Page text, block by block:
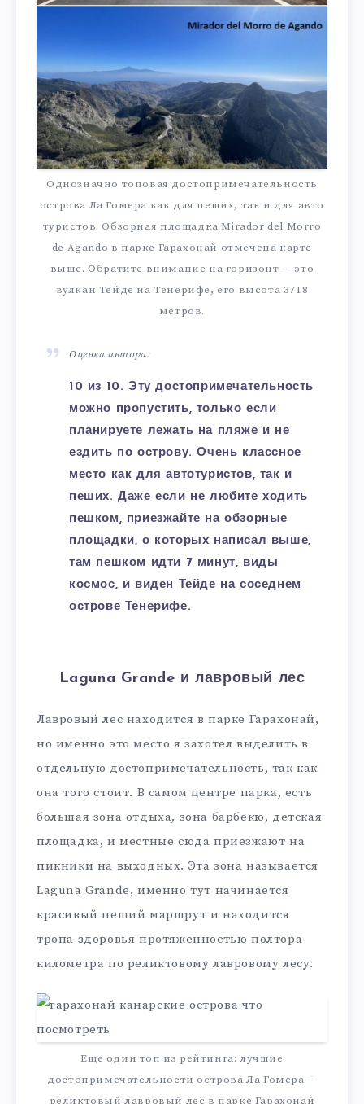
Однозначно топовая достопримечательность
острова Ла Гомера как для пеших, так и для авто
туристов. Обзорная площадка Mirador del Morro
de Agando в парке Гарахонай отмечена карте
выше. Обратите внимание на горизонт — это
вулкан Тейде на Тенерифе, его высота 3718
метров.
Оценка автора:
10 из 10. Эту достопримечательность
можно пропустить, только если
планируете лежать на пляже и не
ездить по острову. Очень классное
место как для автотуристов, так и
пеших. Даже если не любите ходить
пешком, приезжайте на обзорные
площадки, о которых написал выше,
там пешком идти 7 минут, виды
космос, и виден Тейде на соседнем
острове Тенерифе.
Laguna Grande и лавровый лес
Лавровый лес находится в парке Гарахонай,
но именно это место я захотел выделить в
отдельную достопримечательность, так как
она того стоит. В самом центре парка, есть
большая зона отдыха, зона барбекю, детская
площадка, и местные сюда приезжают на
пикники на выходных. Эта зона называется
Laguna Grande, именно тут начинается
красивый пеший маршрут и находится
тропа здоровья протяженностью полтора
километра по реликтовому лавровому лесу.
Еще один топ из рейтинга: лучшие
достопримечательности острова Ла Гомера —
реликтовый лавровый лес в парке Гарахонай